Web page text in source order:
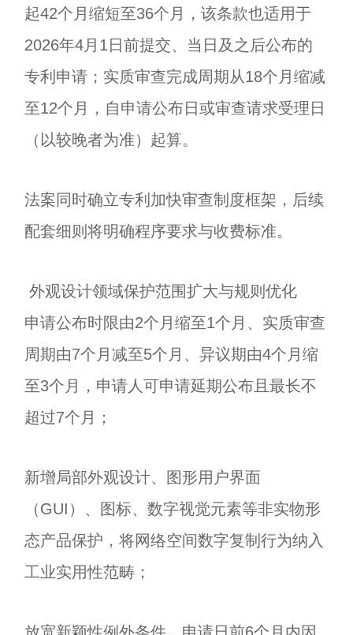
起42个月缩短至36个月，该条款也适用于
2026年4月1日前提交、当日及之后公布的
专利申请；实质审查完成周期从18个月缩减
至12个月，自申请公布日或审查请求受理日
（以较晚者为准）起算。
法案同时确立专利加快审查制度框架，后续
配套细则将明确程序要求与收费标准。
外观设计领域保护范围扩大与规则优化
申请公布时限由2个月缩至1个月、实质审查
周期由7个月减至5个月、异议期由4个月缩
至3个月，申请人可申请延期公布且最长不
超过7个月；
新增局部外观设计、图形用户界面
（GUI）、图标、数字视觉元素等非实物形
态产品保护，将网络空间数字复制行为纳入
工业实用性范畴；